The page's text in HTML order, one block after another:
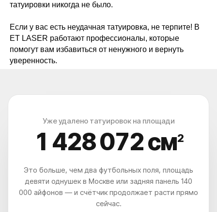
татуировки никогда не было.
Если у вас есть неудачная татуировка, не терпите! В
ET LASER работают профессионалы, которые
помогут вам избавиться от ненужного и вернуть
уверенность.
Уже удалено татуировок на площади
1 428 075см2
Это больше, чем два футбольных поля, площадь
девяти однушек в Москве или задняя панель 140
000 айфонов — и счётчик продолжает расти прямо
сейчас.